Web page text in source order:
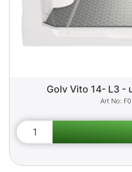
Golv Vito 14- L3 -